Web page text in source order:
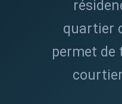
quartier
permet de